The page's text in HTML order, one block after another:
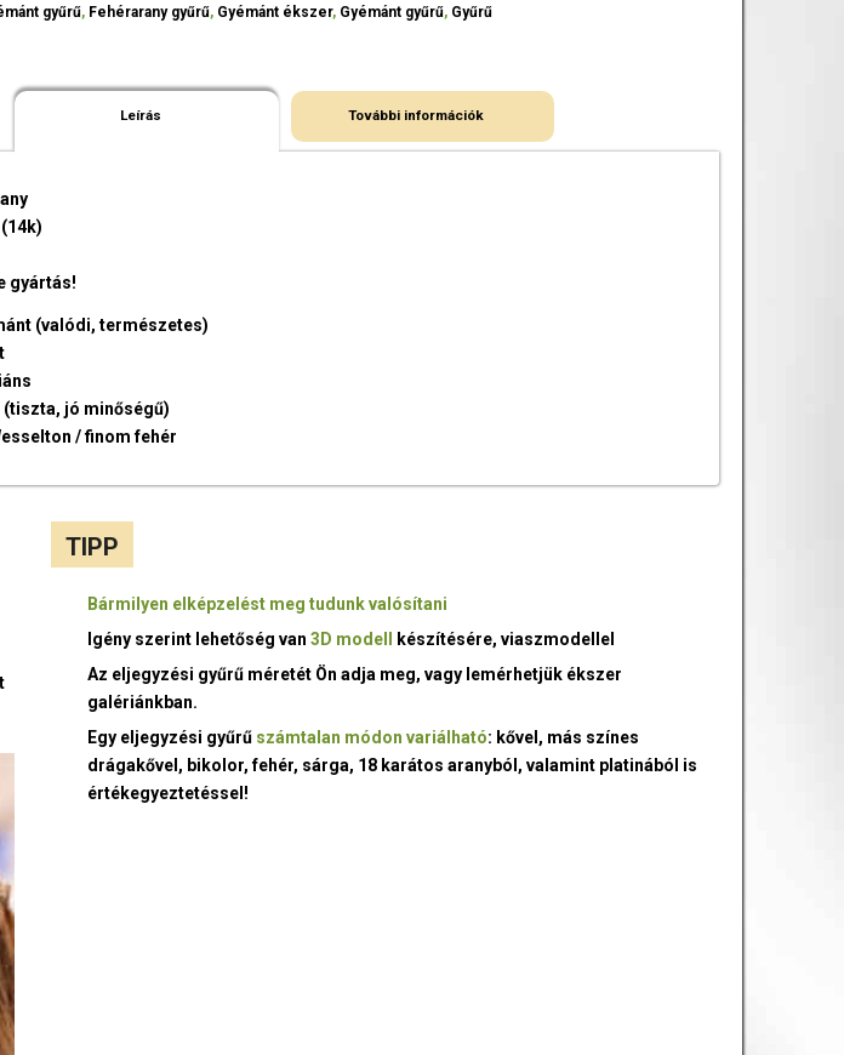
gyűrű, Fehérarany gyűrű, Gyémánt ékszer, Gyémánt gyűrű, Gyűrű
Leírás További információk
gyártás!
(valódi, természetes)
jó minőségű)
/ finom fehér
TIPP
Bármilyen elképzelést meg tudunk valósítani
Igény szerint lehetőség van3D modell
készítésére, viaszmodellel
Az eljegyzési gyűrű méretét Ön adja meg, vagy lemérhetjük ékszer
galériánkban.
Egy eljegyzési gyűrű számtalan módon variálható: kővel, más színes
drágakővel, bikolor, fehér, sárga, 18 karátos aranyból, valamint platinából is
értékegyeztetéssel!